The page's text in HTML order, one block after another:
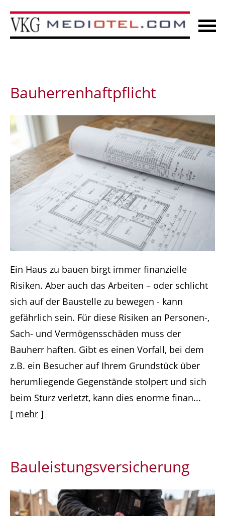
Bauherrenhaftpflicht
Ein Haus zu bauen birgt immer finanzielle
Risiken. Aber auch das Arbeiten – oder schlicht
sich auf der Baustelle zu bewegen - kann
gefährlich sein. Für diese Risiken an Personen-,
Sach- und Vermögensschäden muss der
Bauherr haften. Gibt es einen Vorfall, bei dem
z.B. ein Besucher auf Ihrem Grundstück über
herumliegende Gegenstände stolpert und sich
beim Sturz verletzt, kann dies enorme finan...
[ mehr ]
Bauleistungsversicherung